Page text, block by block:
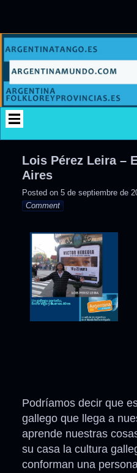
Lois Pérez Leira –
Aires
Posted on 5 de septiembre de
Comment
Podríamos decir que
gallego que llega a
aprende nuestras
su casa la cultura
conforman una